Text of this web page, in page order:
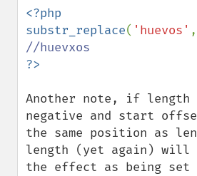
<?php
substr_replace( 'huevos' ,
Another note, if length
negative and start
the same position as
length (yet again) will
the effect as being set